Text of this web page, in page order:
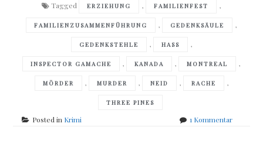
Tagged ERZIEHUNG , FAMILIENFEST ,
FAMILIENZUSAMMENFÜHRUNG , GEDENKSÄULE ,
GEDENKSTEHLE , HASS ,
INSPECTOR GAMACHE , KANADA , MONTREAL ,
MÖRDER , MURDER , NEID , RACHE ,
THREE PINES
Posted in Krimi 1 Kommentarzu